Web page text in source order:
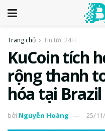
Trang chủ Tin tức 24H
KuCoin tích
rộng thanh
hóa tại Brazil
bởi Nguyễn Hoàng 25/